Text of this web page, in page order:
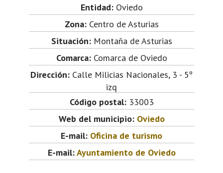
Entidad:Oviedo
Zona:Centro de Asturias
Situación:Montaña de Asturias
Comarca:Comarca de Oviedo
Dirección: Calle Milicias Nacionales, 3 - 5º
izq
Código postal:33003
Web del municipio: Oviedo
E-mail: Oficina de turismo
E-mail:Ayuntamiento de Oviedo